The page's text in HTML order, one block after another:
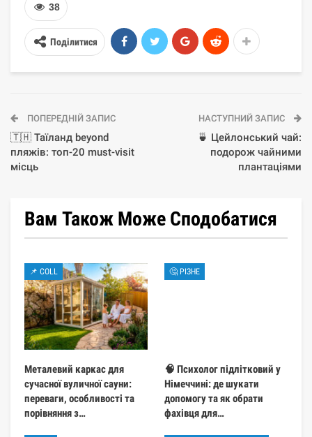
38
Поділитися
ПОПЕРЕДНІЙ ЗАПИС
🇹🇭 Таїланд beyond
пляжів: топ-20 must-visit
місць
НАСТУПНИЙ ЗАПИС
🍵 Цейлонський чай:
подорож чайними
плантаціями
Вам Також Може Сподобатися
📌 COLL
Металевий каркас для
сучасної вуличної сауни:
переваги, особливості та
порівняння з…
🤔 РІЗНЕ
🧠 Психолог підлітковий у
Німеччині: де шукати
допомогу та як обрати
фахівця для…